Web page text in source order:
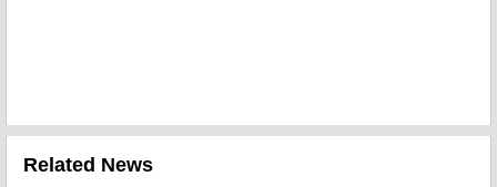
Related News